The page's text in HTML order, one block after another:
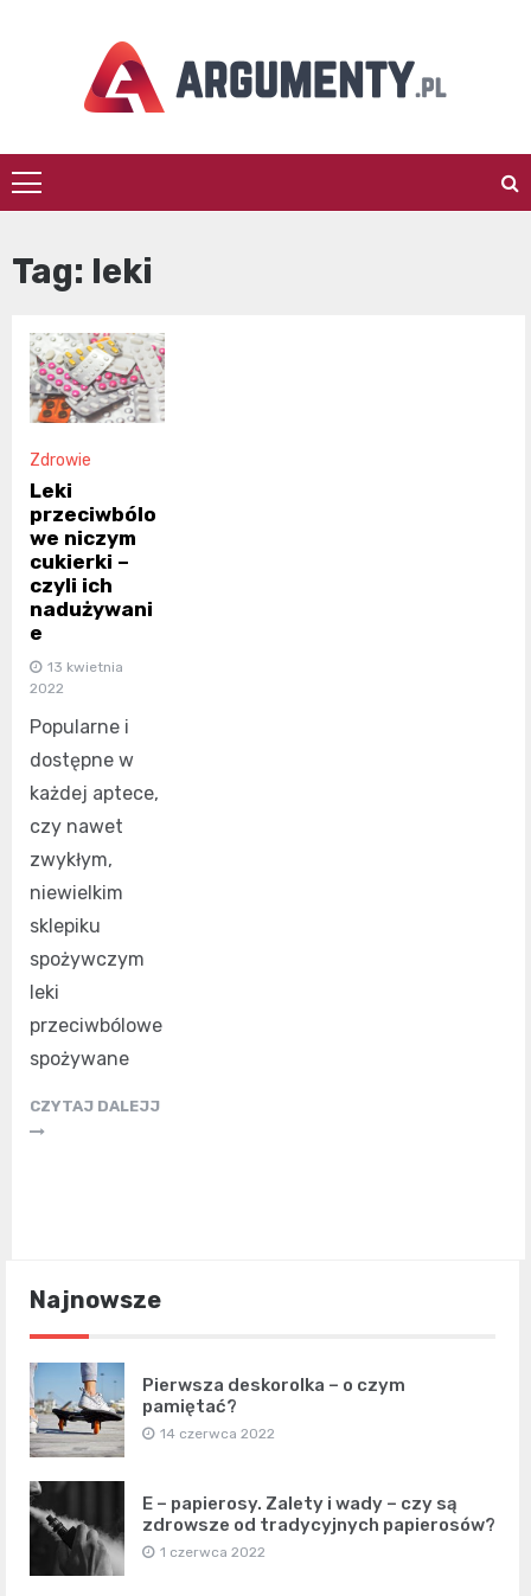
argumenty.pl
Tag: leki
Zdrowie
Leki
przeciwbólo
we niczym
cukierki –
czyli ich
nadużywani
e
13 kwietnia
2022
Popularne i
dostępne w
każdej aptece,
czy nawet
zwykłym,
niewielkim
sklepiku
spożywczym
leki
przeciwbólowe
spożywane
CZYTAJ DALEJJ
Najnowsze
Pierwsza deskorolka – o czym
pamiętać?
14 czerwca 2022
E – papierosy. Zalety i wady – czy są
zdrowsze od tradycyjnych papierosów?
1 czerwca 2022